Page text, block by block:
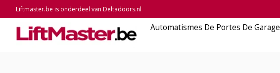
Liftmaster.be is onderdeel van Deltadoors.nl
Automatismes De Portes De Garage